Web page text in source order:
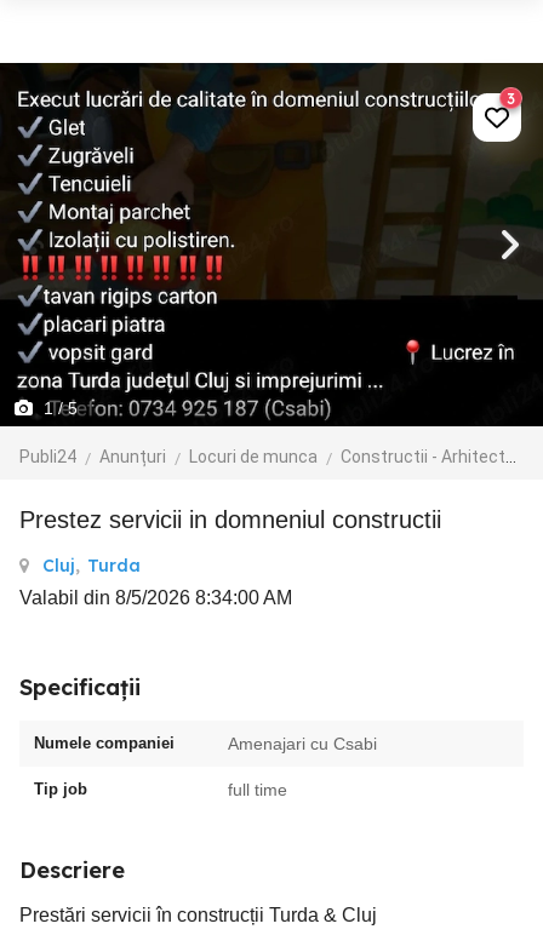
1/ 5
Publi24 Anunțuri Locuri de munca Constructii - Arhitectura - Design
3
Prestez servicii in domneniul constructii
Cluj, Turda
Valabil din 8/5/2026 8:34:00 AM
Specificații
Numele companiei Amenajari cu Csabi
Tip job full time
Descriere
Prestări servicii în construcții Turda & Cluj